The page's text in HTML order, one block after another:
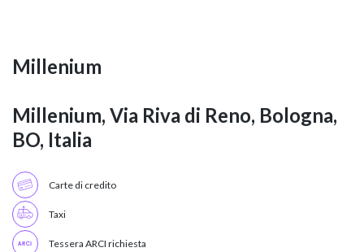
Millenium
Millenium, Via Riva di Reno, Bologna,
BO, Italia
Carte di credito
Taxi
Tessera ARCI richiesta